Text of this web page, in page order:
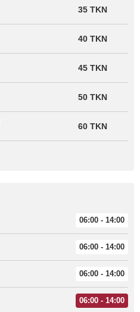
35 TKN
40 TKN
45 TKN
50 TKN
60 TKN
06:00 - 14:00
06:00 - 14:00
06:00 - 14:00
06:00 - 14:00